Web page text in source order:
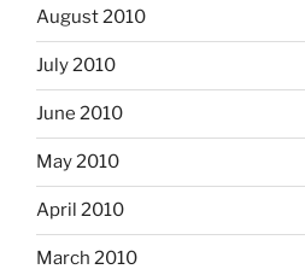
August 2010
July 2010
June 2010
May 2010
April 2010
March 2010